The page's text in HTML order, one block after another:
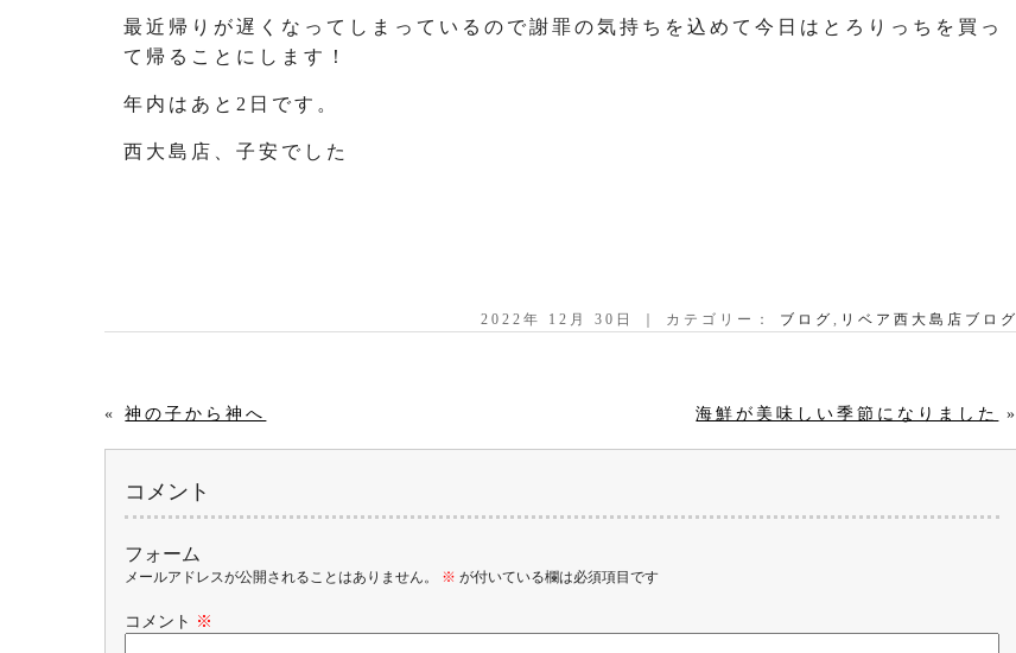
最近帰りが遅くなってしまっているので謝罪の気持ちを込めて今日はとろりっちを買っ
て帰ることにします！
年内はあと2日です。
西大島店、子安でした
2022年 12月 30日 ｜ カテゴリー： ブログ, リベア西大島店ブログ
«神の子から神へ 海鮮が美味しい季節になりました »
コメント
フォーム
メールアドレスが公開されることはありません。 ※ が付いている欄は必須項目です
コメント ※